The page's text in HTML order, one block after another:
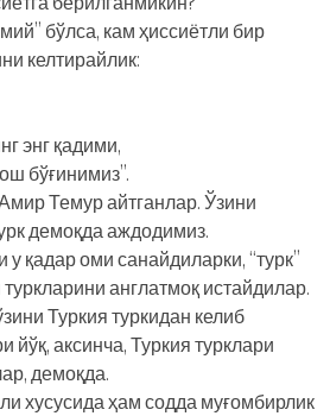
бўлса, кам ҳиссиётли бир
келтирайлик:
энг қадими,
бўғинимиз”.
Темур айтганлар. Ўзини
демоқда аждодимиз.
қадар оми санайдиларки, “турк”
англатмоқ истайдилар.
Туркия туркидан келиб
йўқ, аксинча, Туркия турклари
демоқда.
хусусида ҳам содда муғомбирлик